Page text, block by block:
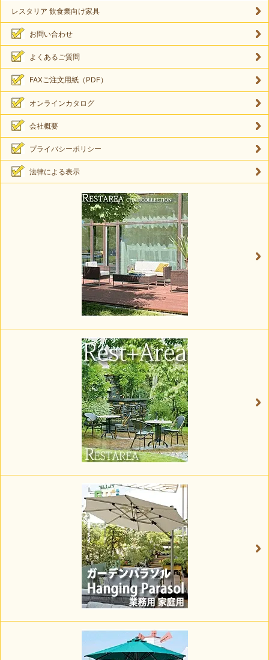
レスタリア 飲食業向け家具
お問い合わせ
よくあるご質問
FAXご注文用紙（PDF）
オンラインカタログ
会社概要
プライバシーポリシー
法律による表示